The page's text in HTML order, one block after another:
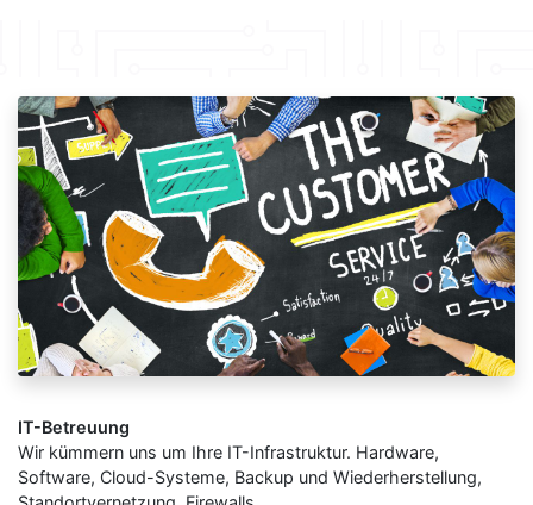
IT-Betreuung
Wir kümmern uns um Ihre IT-Infrastruktur. Hardware,
Software, Cloud-Systeme, Backup und Wiederherstellung,